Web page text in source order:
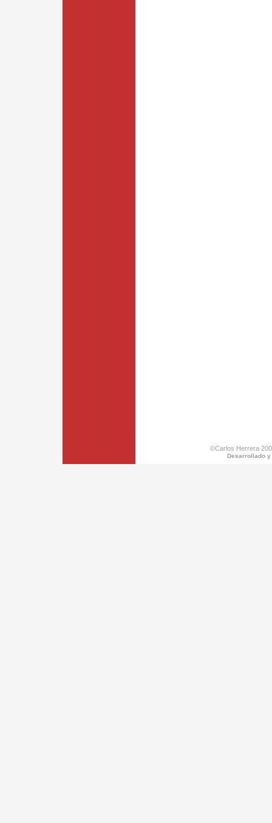
©Carlos Herrera
Desarrollado